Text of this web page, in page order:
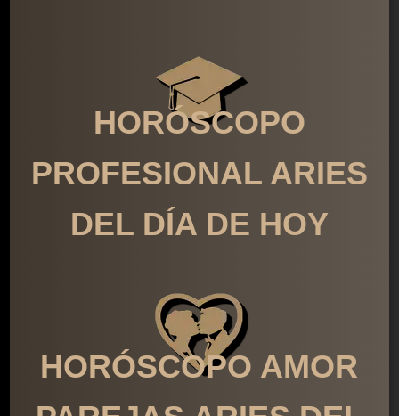
HORÓSCOPO
PROFESIONAL ARIES
DEL DÍA DE HOY
HORÓSCOPO AMOR